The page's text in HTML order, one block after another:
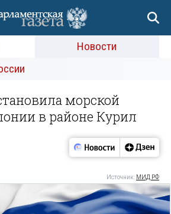
Новости
морской
в районе Курил
Источник: МИД РФ